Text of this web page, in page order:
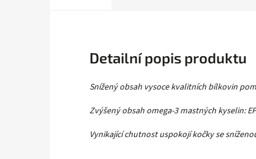
Detailní popis produktu
Snížený obsah vysoce kvalitních bílkovin
Zvýšený obsah omega-3 mastných kyselin:
Vynikající chutnost uspokojí kočky se